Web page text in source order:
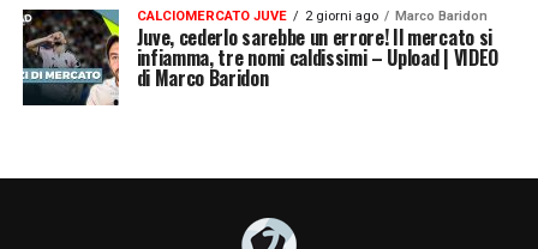
CALCIOMERCATO JUVE 2 giorni ago Marco Baridon
Juve, cederlo sarebbe un errore! Il mercato si
infiamma, tre nomi caldissimi – Upload | VIDEO
di Marco Baridon